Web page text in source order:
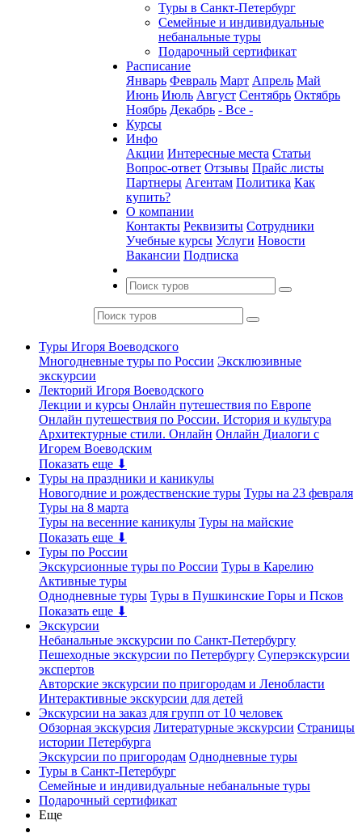
Туры в Санкт-Петербург
Семейные и индивидуальные
небанальные туры
Подарочный сертификат
Расписание
Январь Февраль Март Апрель Май
Июнь Июль Август Сентябрь Октябрь
Ноябрь Декабрь - Все -
Курсы
Инфо
Акции Интересные места Статьи
Вопрос-ответ Отзывы Прайс листы
Партнеры Агентам Политика Как
купить?
О компании
Контакты Реквизиты Сотрудники
Учебные курсы Услуги Новости
Вакансии Подписка
Туры Игоря Воеводского
Многодневные туры по России Эксклюзивные
экскурсии
Лекторий Игоря Воеводского
Лекции и курсы Онлайн путешествия по Европе
Онлайн путешествия по России. История и культура
Архитектурные стили. Онлайн Онлайн Диалоги с
Игорем Воеводским
Показать еще ⬇
Туры на праздники и каникулы
Новогодние и рождественские туры Туры на 23 февраля
Туры на 8 марта
Туры на весенние каникулы Туры на майские
Показать еще ⬇
Туры по России
Экскурсионные туры по России Туры в Карелию
Активные туры
Однодневные туры Туры в Пушкинские Горы и Псков
Показать еще ⬇
Экскурсии
Небанальные экскурсии по Санкт-Петербургу
Пешеходные экскурсии по Петербургу Суперэкскурсии
экспертов
Авторские экскурсии по пригородам и Ленобласти
Интерактивные экскурсии для детей
Экскурсии на заказ для групп от 10 человек
Обзорная экскурсия Литературные экскурсии Страницы
истории Петербурга
Экскурсии по пригородам Однодневные туры
Туры в Санкт-Петербург
Семейные и индивидуальные небанальные туры
Подарочный сертификат
Еще